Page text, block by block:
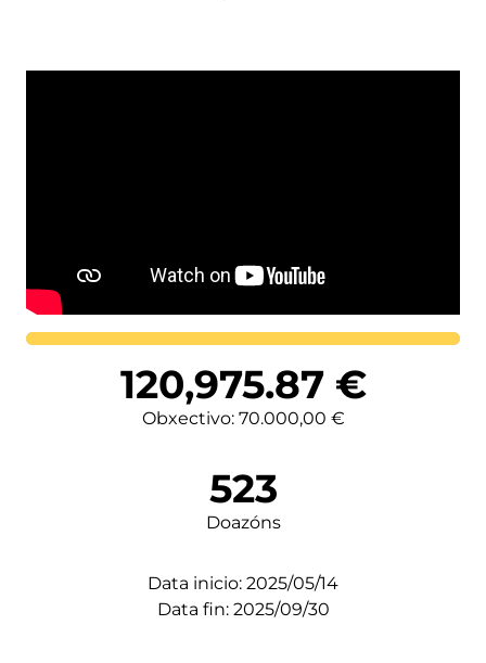
Lortutakoa
120,975.87€
Obxectivo: 70.000,00 €
523
Doazóns
Data inicio: 2025/05/14
Data fin: 2025/09/30